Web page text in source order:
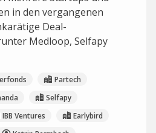
in den vergangenen
Deal-
Medloop, Selfapy
Partech
Selfapy
IBB Ventures
Earlybird